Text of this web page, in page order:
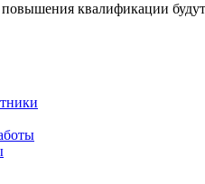
квалификации